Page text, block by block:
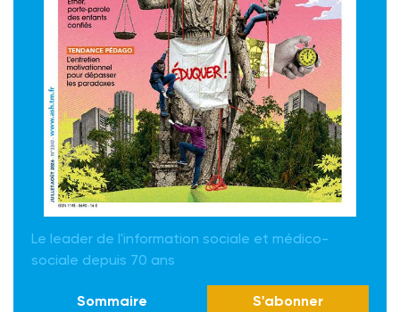
Le leader de l'information sociale et médico-
sociale depuis 70 ans
Sommaire S'abonner